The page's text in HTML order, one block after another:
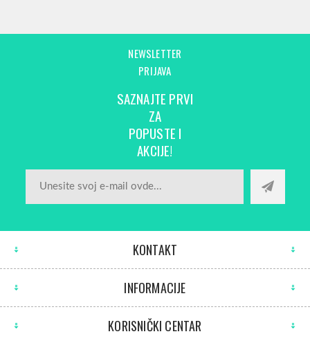
NEWSLETTER
PRIJAVA
SAZNAJTE PRVI
ZA
POPUSTE I
AKCIJE!
KONTAKT
INFORMACIJE
KORISNIČKI CENTAR